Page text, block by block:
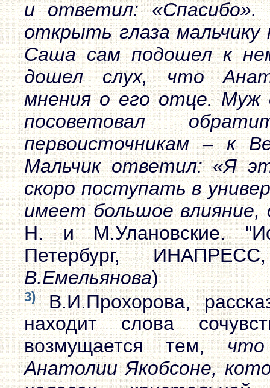
и ответил:
открыть глаза
Саша сам подошел к
дошел слух, что
мнения о его отце. Муж
посоветовал
первоисточникам – к
Мальчик ответил: «Я
скоро поступать в
имеет большое
Н. и М.Улановские.
Петербург,
В.Емельянова)
3)В.И.Прохорова,
находит слова
возмущается тем,что
Анатолии Якобсоне,